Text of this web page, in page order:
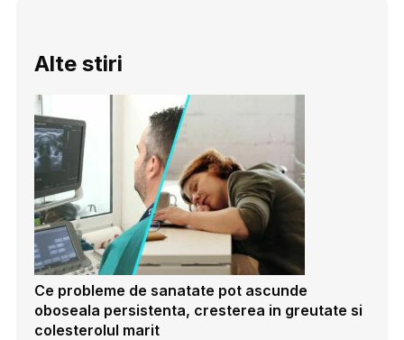
Alte stiri
Ce probleme de sanatate pot ascunde
oboseala persistenta, cresterea in greutate si
colesterolul marit